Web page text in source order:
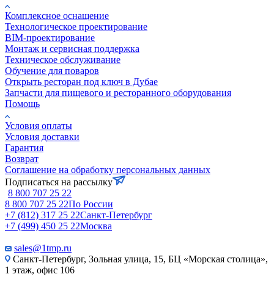
Комплексное оснащение
Технологическое проектирование
BIM-проектирование
Монтаж и сервисная поддержка
Техническое обслуживание
Обучение для поваров
Открыть ресторан под ключ в Дубае
Запчасти для пищевого и ресторанного оборудования
Помощь
Условия оплаты
Условия доставки
Гарантия
Возврат
Соглашение на обработку персональных данных
Подписаться на рассылку
8 800 707 25 22
8 800 707 25 22По России
+7 (812) 317 25 22Санкт-Петербург
+7 (499) 450 25 22Москва
sales@1tmp.ru
Санкт-Петербург, Зольная улица, 15, БЦ «Морская столица»,
1 этаж, офис 106